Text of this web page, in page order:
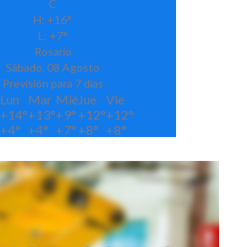
C
H: +16°
L: +7°
Rosario
Sábado, 08 Agosto
Previsión para 7 días
Lun Mar MiéJue
Vie
+14°+13°+9° +12°+12°
+4° +4° +7° +8° +8°